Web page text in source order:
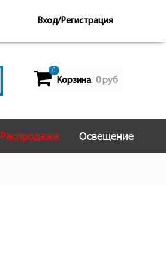
Вход/Регистрация
0
Корзина: 0 руб
Распродажа Освещение